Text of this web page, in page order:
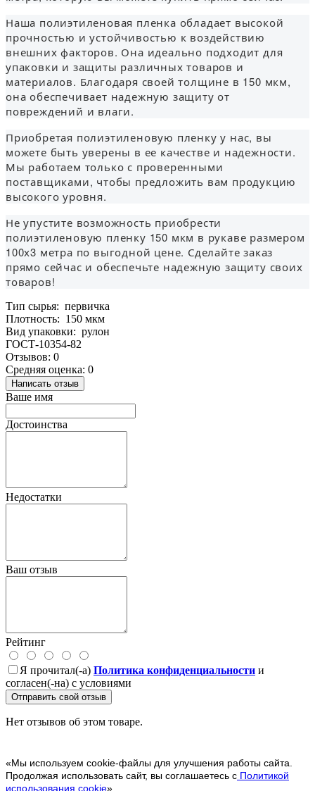
Наша полиэтиленовая пленка обладает высокой
прочностью и устойчивостью к воздействию
внешних факторов. Она идеально подходит для
упаковки и защиты различных товаров и
материалов. Благодаря своей толщине в 150 мкм,
она обеспечивает надежную защиту от
повреждений и влаги.
Приобретая полиэтиленовую пленку у нас, вы
можете быть уверены в ее качестве и надежности.
Мы работаем только с проверенными
поставщиками, чтобы предложить вам продукцию
высокого уровня.
Не упустите возможность приобрести
полиэтиленовую пленку 150 мкм в рукаве размером
100х3 метра по выгодной цене. Сделайте заказ
прямо сейчас и обеспечьте надежную защиту своих
товаров!
Тип сырья: первичка
Плотность: 150 мкм
Вид упаковки: рулон
ГОСТ-10354-82
Отзывов: 0
Средняя оценка: 0
Написать отзыв
Ваше имя
Достоинства
Недостатки
Ваш отзыв
Рейтинг
Я прочитал(-а) Политика конфиденциальности и
согласен(-на) с условиями
Отправить свой отзыв
Нет отзывов об этом товаре.
«Мы используем cookie-файлы для улучшения работы сайта.
Продолжая использовать сайт, вы соглашаетесь с Политикой
использования cookie»